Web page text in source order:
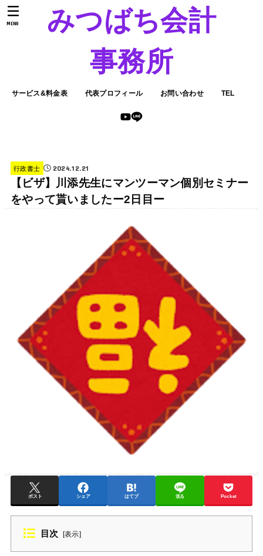
みつばち会計
事務所
サービス&料金表 代表プロフィール お問い合わせ TEL
MENU
行政書士 2024.12.21
【ビザ】川添先生にマンツーマン個別セミナー
をやって貰いましたー2日目ー
ポスト シェア はてブ 送る Pocket
目次 [表示]